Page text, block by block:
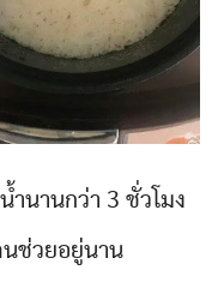
นานกว่า 3 ชั่วโมง
นช่วยอยู่นาน